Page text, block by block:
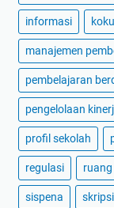
informasi
manajemen
pembelajaran
pengelolaan
profil sekolah
regulasi
sispena skripsi